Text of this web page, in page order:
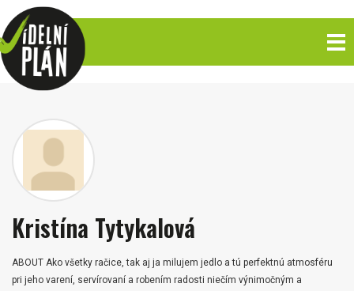
Kristína Tytykalová
ABOUT Ako všetky račice, tak aj ja milujem jedlo a tú perfektnú atmosféru
pri jeho varení, servírovaní a robením radosti niečím výnimočným a